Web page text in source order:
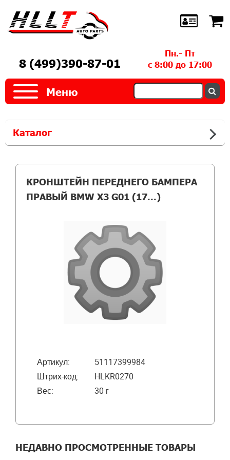
8 (499)390-87-01
Пн.- Пт
с 8:00 до 17:00
Меню
Каталог
КРОНШТЕЙН ПЕРЕДНЕГО БАМПЕРА
ПРАВЫЙ BMW X3 G01 (17...)
Артикул:
51117399984
Штрих-код:
HLKR0270
Вес:
30 г
НЕДАВНО ПРОСМОТРЕННЫЕ ТОВАРЫ